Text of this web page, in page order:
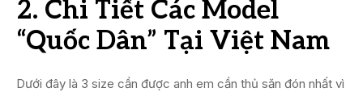
2. Chi Tiết Các Model
“Quốc Dân” Tại Việt Nam
Dưới đây là 3 size cần được anh em cần thủ săn đón nhất vì